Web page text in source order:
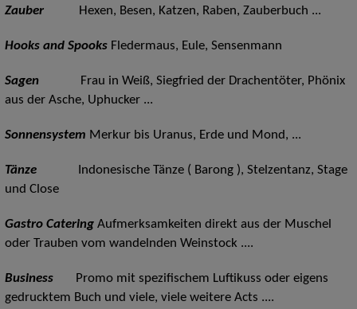
ZauberHexen, Besen, Katzen, Raben, Zauberbuch ...
Hooks and Spooks Fledermaus, Eule, Sensenmann
Sagen
Frau in Weiß, Siegfried der Drachentöter, Phönix
aus der Asche, Uphucker ...
Sonnensystem Merkur bis Uranus, Erde und Mond, ...
Tänze
Indonesische Tänze ( Barong ), Stelzentanz, Stage
und Close
Gastro Catering Aufmerksamkeiten direkt aus der Muschel
oder Trauben vom wandelnden Weinstock ....
BusinessPromo mit spezifischem Luftikuss oder eigens
gedrucktem Buch und viele, viele weitere Acts ....